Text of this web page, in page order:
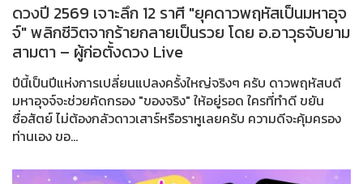
ดวงปี 2569 เจาะลึก 12 ราศี "ยุคดาวพฤหัสเป็นมหาอุจ
จ์" พลิกชีวิตจากร้ายกลายเป็นรวย โดย อ.อาวุธจับยาม
สามตา – ผู้ก่อตั้งดวง Live
ปีนี้เป็นปีแห่งการเปลี่ยนแปลงครั้งใหญ่จริงๆ ครับ ดาวพฤหัสบดี
มหาอุจจ์จะช่วยคัดกรอง "ของจริง" ให้อยู่รอด ใครที่ทำดี ขยัน
ซื่อสัตย์ ไม่ต้องกลัวดาวเสาร์หรือราหูเลยครับ ความดีจะคุ้มครอง
ท่านเอง ขอ...